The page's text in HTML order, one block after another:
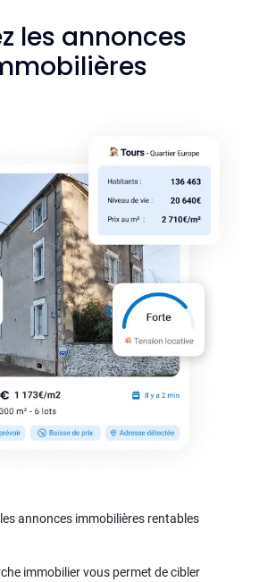
les annonces
annonces immobilières rentables
immobilier vous permet de cibler